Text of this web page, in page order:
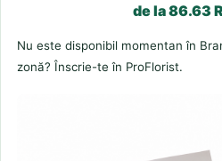
de la 86.63
Nu este disponibil momentan în
zonă? Înscrie-te în ProFlorist.